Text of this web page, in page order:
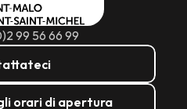
99 56 66 99
orari di apertura